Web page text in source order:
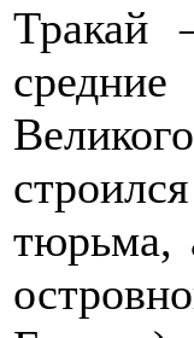
Тракай
тюрьма,